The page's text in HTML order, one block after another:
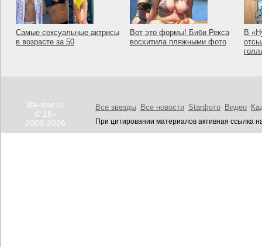
Самые сексуальные актрисы
в возрасте за 50
Вот это формы! Биби Рекса
восхитила пляжными фото
В
life-star.ru
© 18+
2008-2026
Все звезды Все новости Starфото Видео
При цитировании материалов активная ссылка